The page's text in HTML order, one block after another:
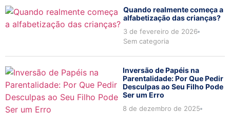
Quando realmente começa a
alfabetização das crianças?
3 de fevereiro de 2026
Sem categoria
Inversão de Papéis na
Parentalidade: Por Que Pedir
Desculpas ao Seu Filho Pode
Ser um Erro
8 de dezembro de 2025